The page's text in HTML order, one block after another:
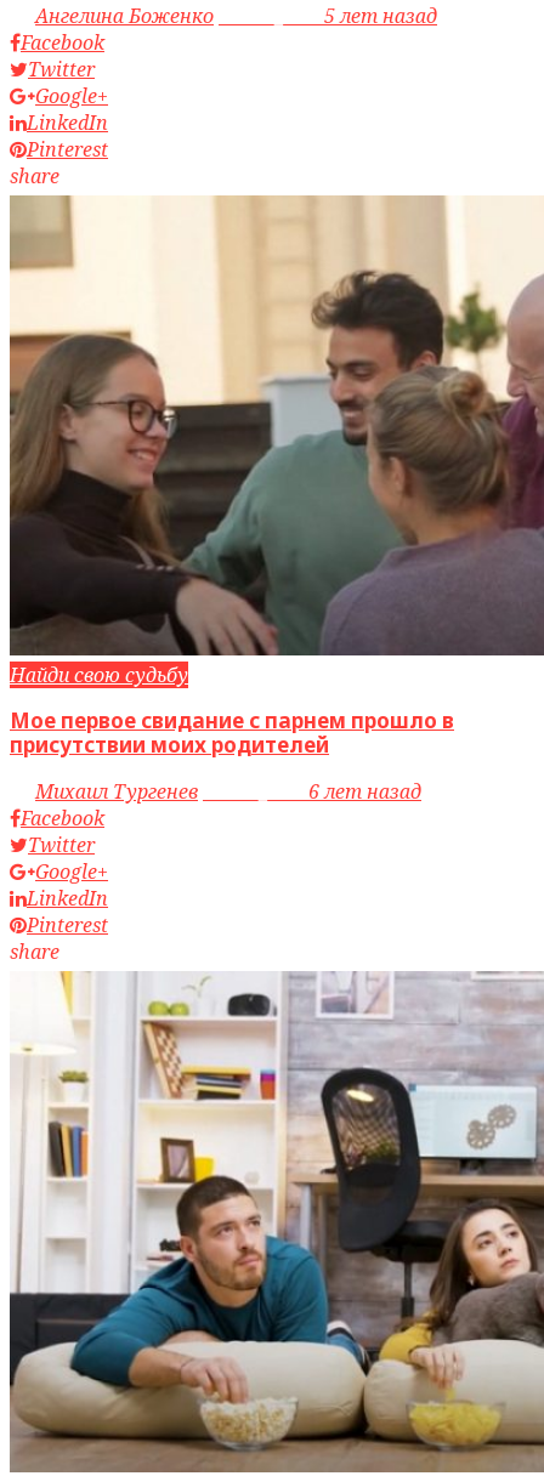
byАнгелина Боженко
5 лет назад
Facebook
Twitter
Google+
LinkedIn
Pinterest
share
Найди свою судьбу
Мое первое свидание с парнем прошло в
присутствии моих родителей
byМихаил Тургенев
6 лет назад
Facebook
Twitter
Google+
LinkedIn
Pinterest
share